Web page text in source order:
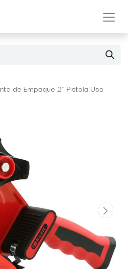
de Empaque 2" Pistola Uso